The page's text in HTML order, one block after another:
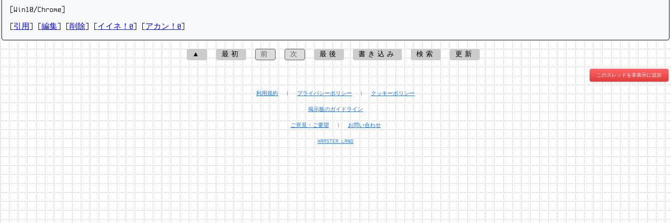
[Win10/Chrome]
引用 編集 削除 イイネ！0 アカン！0
▲ 最初 前 次 最後 書き込み 検索 更新
このスレッドを非表示に追加
利用規約 | プライバシーポリシー | クッキーポリシー
掲示板のガイドライン
ご意見・ご要望 | お問い合わせ
HAMSTER.LAND